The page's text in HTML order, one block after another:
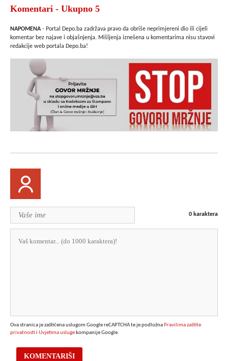
Komentari - Ukupno 5
NAPOMENA - Portal Depo.ba zadržava pravo da obriše neprimjereni dio ili cijeli
komentar bez najave i objašnjenja. Mišljenja iznešena u komentarima nisu stavovi
redakcije web portala Depo.ba!
0 karaktera
Ova stranica je zaštićena uslugom Google reCAPTCHA te je podložna Pravilima zaštite
privatnostii Uvjetima usluge kompanije Google.